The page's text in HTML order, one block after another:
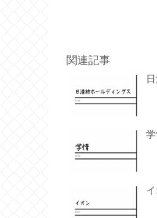
関連記事